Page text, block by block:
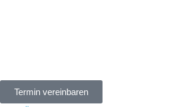
Termin vereinbaren